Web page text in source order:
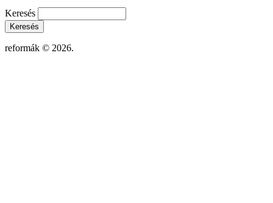
Keresés
reformák © 2026.